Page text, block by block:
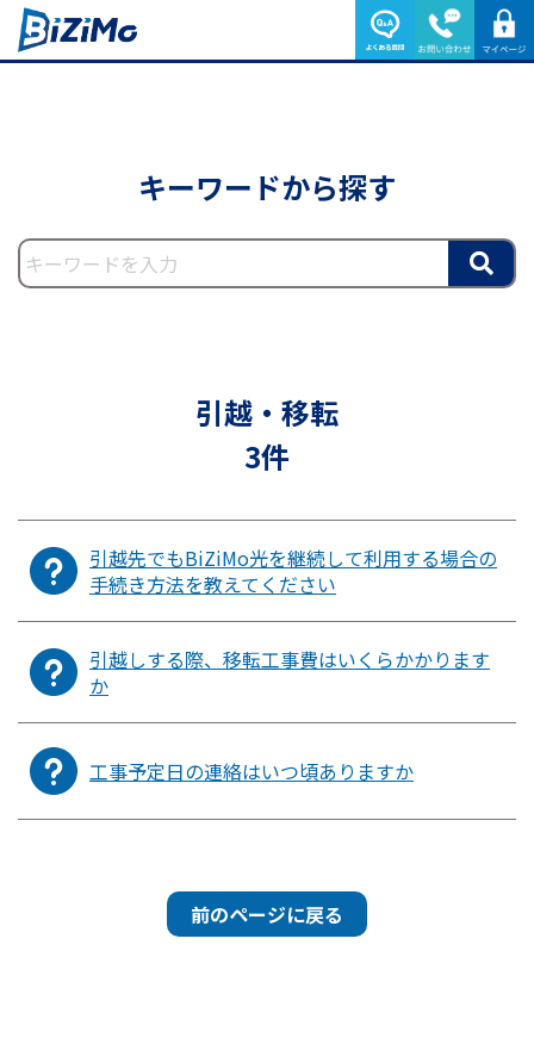
キーワードから探す
引越・移転
3件
引越先でもBiZiMo光を継続して利用する場合の
手続き方法を教えてください
引越しする際、移転工事費はいくらかかります
か
工事予定日の連絡はいつ頃ありますか
前のページに戻る